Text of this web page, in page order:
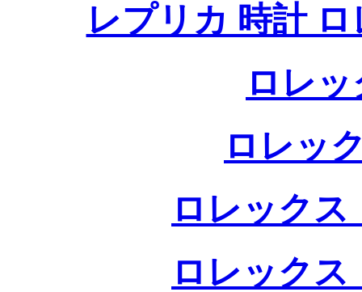
レプリカ 時計
ロレ
ロレッ
ロレックス
ロレックス